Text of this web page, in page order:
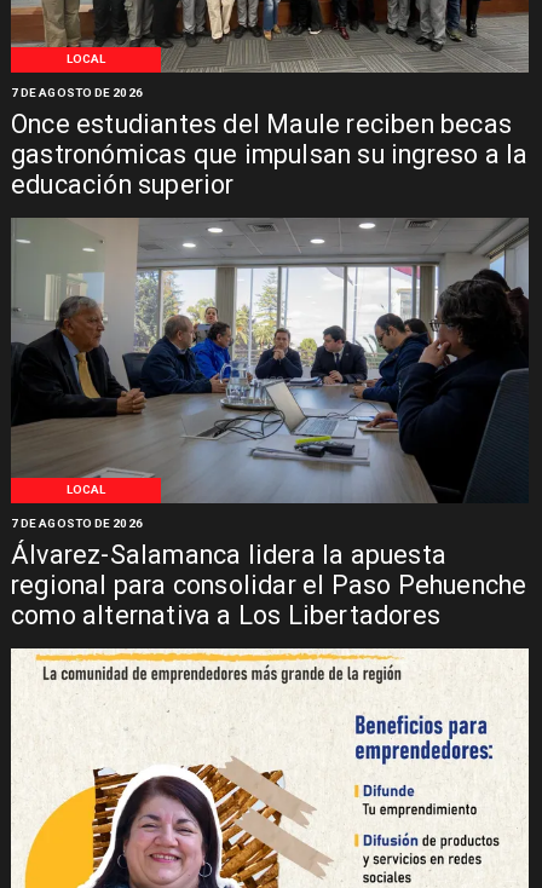
LOCAL
Once estudiantes del Maule reciben becas
gastronómicas que impulsan su ingreso a la
educación superior
7 DE AGOSTO DE 2026
LOCAL
Álvarez-Salamanca lidera la apuesta
regional para consolidar el Paso Pehuenche
como alternativa a Los Libertadores
7 DE AGOSTO DE 2026